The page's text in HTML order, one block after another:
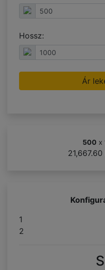
Hossz:
Ár
500 x
21,667.60
1
2